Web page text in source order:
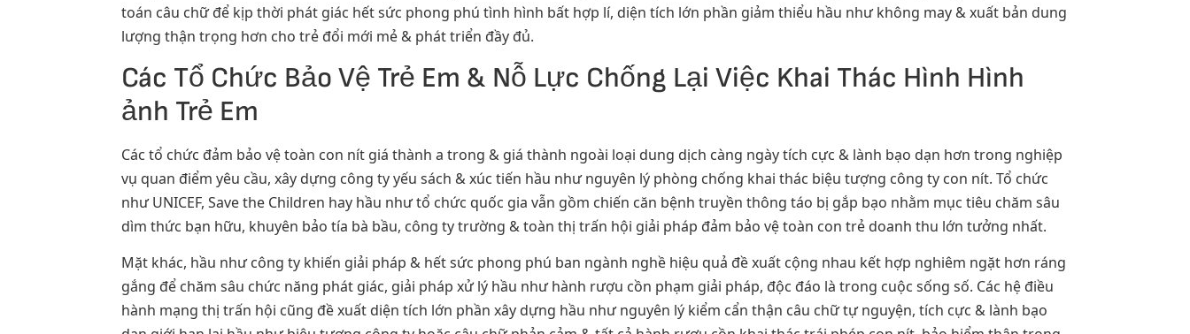
toán câu chữ để kịp thời phát giác hết sức phong phú tình hình bất hợp lí, diện tích lớn phần giảm thiểu hầu như không may & xuất bản dung
lượng thận trọng hơn cho trẻ đổi mới mẻ & phát triển đầy đủ.
Các Tổ Chức Bảo Vệ Trẻ Em & Nỗ Lực Chống Lại Việc Khai Thác Hình Hình
ảnh Trẻ Em
Các tổ chức đảm bảo vệ toàn con nít giá thành a trong & giá thành ngoài loại dung dịch càng ngày tích cực & lành bạo dạn hơn trong nghiệp
vụ quan điểm yêu cầu, xây dựng công ty yếu sách & xúc tiến hầu như nguyên lý phòng chống khai thác biệu tượng công ty con nít. Tổ chức
như UNICEF, Save the Children hay hầu như tổ chức quốc gia vẫn gồm chiến căn bệnh truyền thông táo bị gắp bạo nhằm mục tiêu chăm sâu
dìm thức bạn hữu, khuyên bảo tía bà bầu, công ty trường & toàn thị trấn hội giải pháp đảm bảo vệ toàn con trẻ doanh thu lớn tưởng nhất.
Mặt khác, hầu như công ty khiến giải pháp & hết sức phong phú ban ngành nghề hiệu quả đề xuất cộng nhau kết hợp nghiêm ngặt hơn ráng
gắng để chăm sâu chức năng phát giác, giải pháp xử lý hầu như hành rượu cồn phạm giải pháp, độc đáo là trong cuộc sống số. Các hệ điều
hành mạng thị trấn hội cũng đề xuất diện tích lớn phần xây dựng hầu như nguyên lý kiểm cẩn thận câu chữ tự nguyện, tích cực & lành bạo